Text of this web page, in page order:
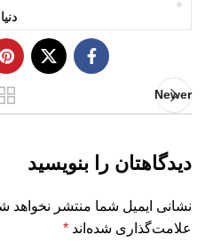
دنیا
Newer
دیدگاهتان را بنویسید
نشانی ایمیل شما منتشر نخواهد
علامت‌گذاری شده‌اند *